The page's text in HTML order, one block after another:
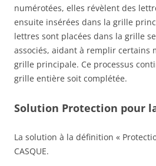
numérotées, elles révèlent des
ensuite insérées dans la grille
lettres sont placées dans la grille
associés, aidant à remplir certains
grille principale. Ce processus
grille entière soit complétée.
Solution Protection pour
La solution à la définition «
CASQUE.